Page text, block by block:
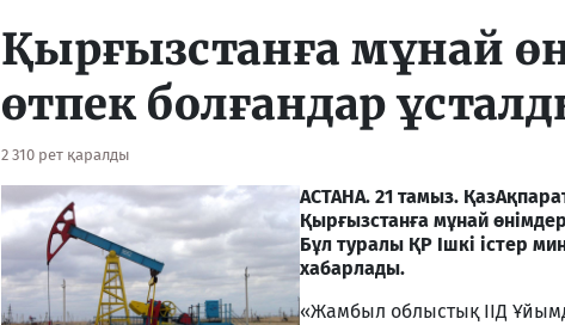
Қырғызстанға мұнай
өтпек болғандар
2 310 рет қаралды
АСТАНА. 21 тамыз.
Қырғызстанға мұнай
Бұл туралы ҚР Ішкі істер
хабарлады.
«Жамбыл облыстық ІІД